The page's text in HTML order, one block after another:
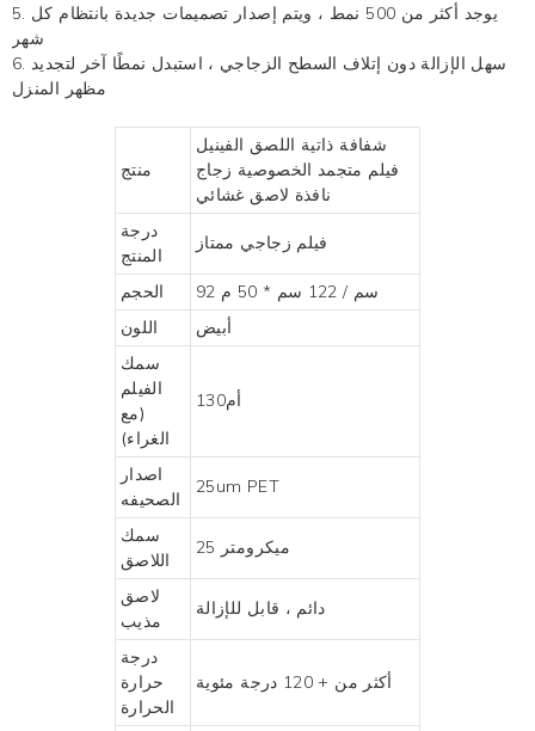
5. يوجد أكثر من 500 نمط ، ويتم إصدار تصميمات جديدة بانتظام كل
شهر
6. سهل الإزالة دون إتلاف السطح الزجاجي ، استبدل نمطًا آخر لتجديد
مظهر المنزل
منتج
شفافة ذاتية اللصق الفينيل
فيلم متجمد الخصوصية زجاج
نافذة لاصق غشائي
درجة
المنتج
فيلم زجاجي ممتاز
الحجم
92 سم / 122 سم * 50 م
اللون
أبيض
سمك
الفيلم
(مع
الغراء)
أم130
اصدار
الصحيفه
25um PET
سمك
اللاصق
25 ميكرومتر
لاصق
مذيب
دائم ، قابل للإزالة
درجة
حرارة
الحرارة
أكثر من + 120 درجة مئوية